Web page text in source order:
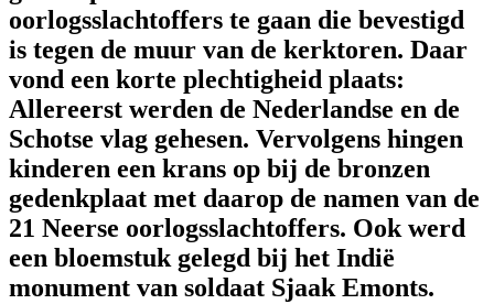
oorlogsslachtoffers te gaan die bevestigd
is tegen de muur van de kerktoren. Daar
vond een korte plechtigheid plaats:
Allereerst werden de Nederlandse en de
Schotse vlag gehesen. Vervolgens hingen
kinderen een krans op bij de bronzen
gedenkplaat met daarop de namen van de
21 Neerse oorlogsslachtoffers. Ook werd
een bloemstuk gelegd bij het Indië
monument van soldaat Sjaak Emonts.